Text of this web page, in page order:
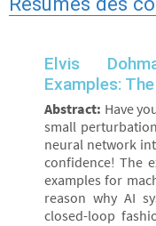
Elvis
Examples:
Abstract: Have
small
neural network
confidence! The
examples for
reason why AI
closed-loop